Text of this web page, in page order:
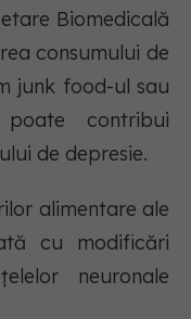
Biomedicală
consumului de
junk food-ul sau
poate contribui
de depresie.
alimentare ale
cu modificări
neuronale